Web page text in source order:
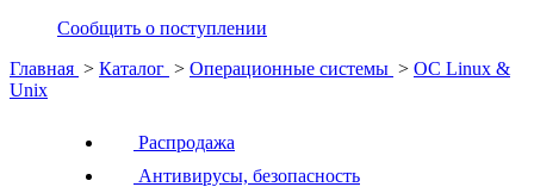
Сообщить о поступлении
Главная > Каталог > Операционные системы > ОС Linux &
Unix
Распродажа
Антивирусы, безопасность